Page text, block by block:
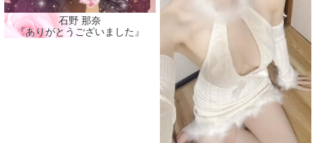
石野 那奈
『ありがとうございました』